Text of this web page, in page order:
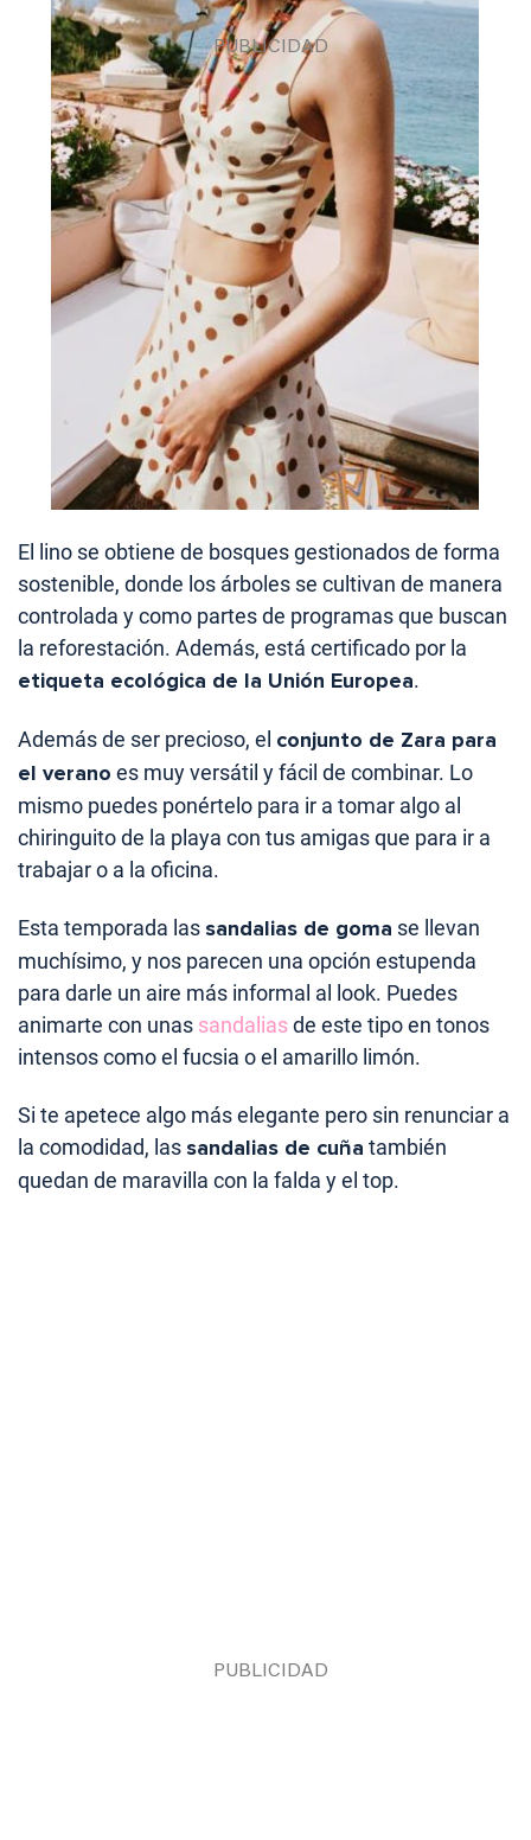
El lino se obtiene de bosques gestionados de forma
sostenible, donde los árboles se cultivan de manera
controlada y como partes de programas que buscan
la reforestación. Además, está certificado por la
etiqueta ecológica de la Unión Europea.
Además de ser precioso, el conjunto de Zara para
el verano es muy versátil y fácil de combinar. Lo
mismo puedes ponértelo para ir a tomar algo al
chiringuito de la playa con tus amigas que para ir a
trabajar o a la oficina.
Esta temporada las sandalias de goma se llevan
muchísimo, y nos parecen una opción estupenda
para darle un aire más informal al look. Puedes
animarte con unas sandaliasde este tipo en tonos
intensos como el fucsia o el amarillo limón.
Si te apetece algo más elegante pero sin renunciar a
la comodidad, las sandalias de cuña también
quedan de maravilla con la falda y el top.